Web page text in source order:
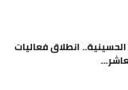
انطلاق فعاليات